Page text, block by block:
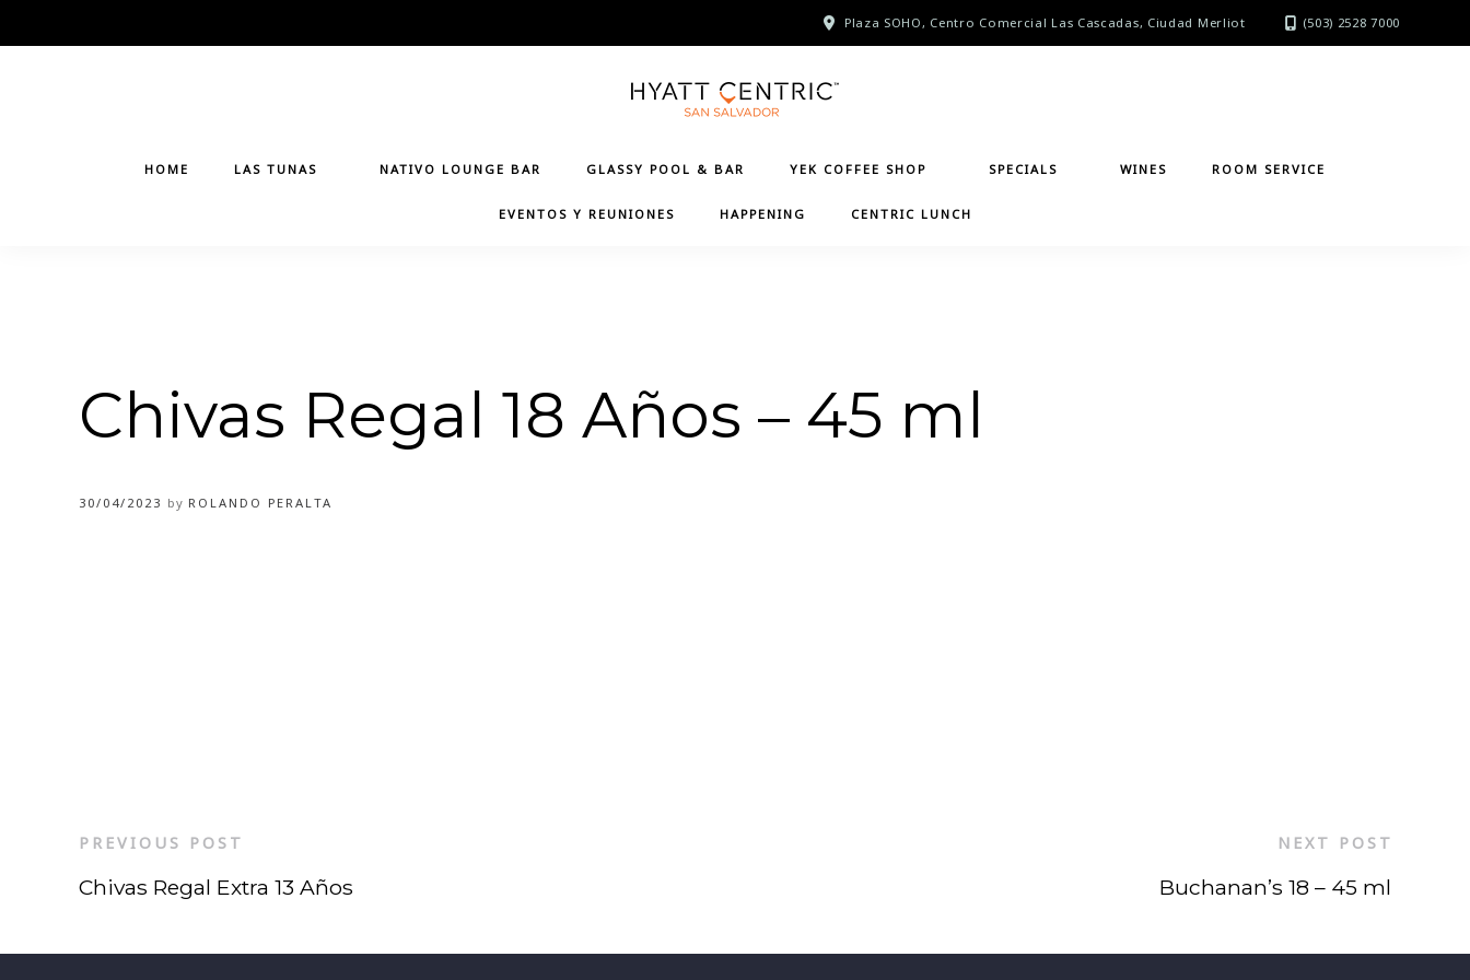
to
Plaza SOHO, Centro Comercial Las Cascadas, Ciudad Merliot (503) 2528 7000
HOME LAS TUNAS NATIVO LOUNGE BAR GLASSY POOL & BAR YEK COFFEE SHOP SPECIALS WINES ROOM SERVICE
EVENTOS Y REUNIONES HAPPENING CENTRIC LUNCH
Chivas Regal 18 Años – 45 ml
30/04/2023 by ROLANDO PERALTA
PREVIOUS POST
Chivas Regal Extra 13 Años
NEXT POST
Buchanan’s 18 – 45 ml